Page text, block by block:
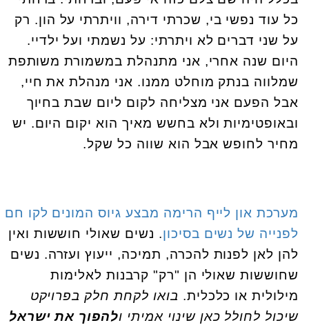
כל עוד נפשי בי, שכרתי דירה, וויתרתי על הון. רק
על שני דברים לא ויתרתי: על נשמתי ועל ילדיי.
היום שנה אחרי, אני מתנהלת במשמורת משותפת
שמלווה בנתק מוחלט ממנו. אני מנהלת את חיי,
אבל הפעם אני מצליחה לקום ליום שבת בחיוך
ובאופטימיות ולא בחשש מאיך הוא יקום היום. יש
מחיר לחופש אבל הוא שווה כל שקל.
מערכת און לייף הרימה מבצע גיוס המונים לקו חם
לפנייה של נשים בסיכון. נשים שאולי חוששות ואין
להן לאן לפנות להכרה, תמיכה, ייעוץ ועזרה. נשים
שחוששות שאולי הן "רק" קרבנות לאלימות
מילולית או כלכלית. בואו לקחת חלק בפרויקט
שיכול לחולל כאן שינוי אמיתי ולהפוך את ישראל